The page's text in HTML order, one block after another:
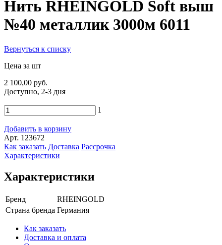
Нить RHEINGOLD Soft выш
№40 металлик 3000м 6011
Вернуться к списку
Цена за шт
2 100,00 руб.
Доступно, 2-3 дня
1
Добавить в корзину
Арт. 123672
Как заказать Доставка Рассрочка
Характеристики
Характеристики
Бренд
RHEINGOLD
Страна бренда Германия
Как заказать
Доставка и оплата